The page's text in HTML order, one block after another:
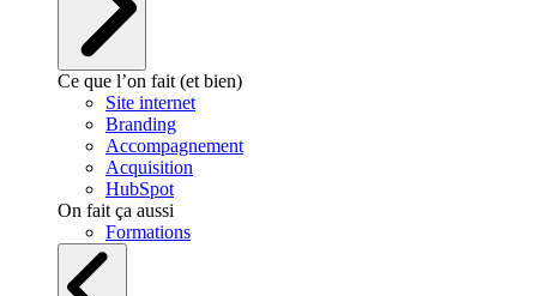
Ce que l’on fait (et bien)
Site internet
Branding
Accompagnement
Acquisition
HubSpot
On fait ça aussi
Formations